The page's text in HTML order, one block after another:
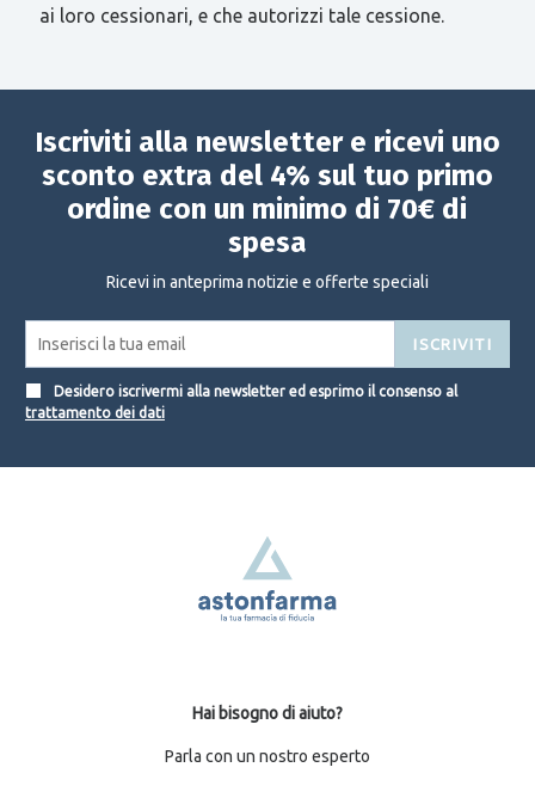
ai loro cessionari, e che autorizzi tale cessione.
Iscriviti alla newsletter e ricevi uno
sconto extra del 4% sul tuo primo
ordine con un minimo di 70€ di
spesa
Ricevi in anteprima notizie e offerte speciali
ISCRIVITI
Desidero iscrivermi alla newsletter ed esprimo il consenso al
trattamento dei dati
Hai bisogno di aiuto?
Parla con un nostro esperto